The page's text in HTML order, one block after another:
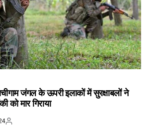
जंगल के ऊपरी इलाकों में सुरक्षाबलों ने
मार गिराया
Posted